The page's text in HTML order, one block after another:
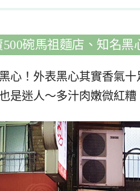
碗馬祖麵店、知名黑
心！外表黑心其實香氣十
是迷人～多汁肉嫩微紅糟